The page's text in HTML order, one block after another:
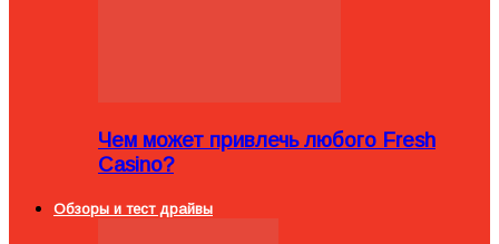
Чем может привлечь любого Fresh
Casino?
Обзоры и тест драйвы